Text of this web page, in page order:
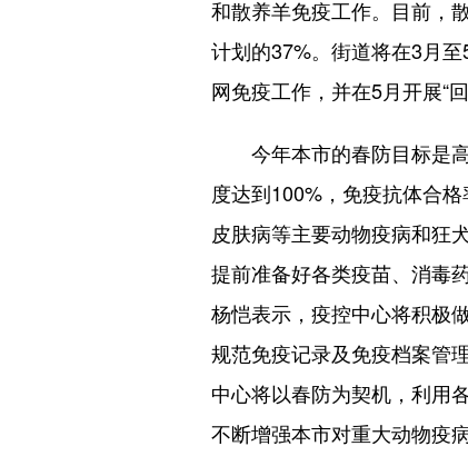
和散养羊免疫工作。目前，
计划的37%。街道将在3月
网免疫工作，并在5月开展“
今年本市的春防目标是
度达到100%，免疫抗体合
皮肤病等主要动物疫病和狂
提前准备好各类疫苗、消毒
杨恺表示，疫控中心将积极
规范免疫记录及免疫档案管
中心将以春防为契机，利用
不断增强本市对重大动物疫